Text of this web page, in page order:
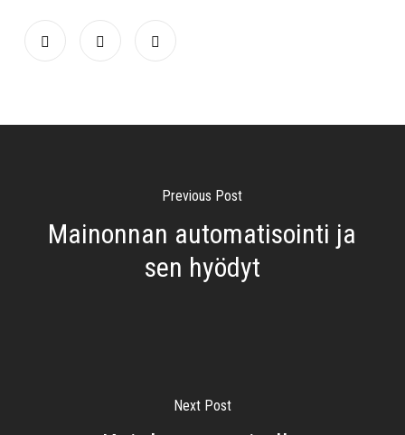
Previous Post
Mainonnan automatisointi ja
sen hyödyt
Next Post